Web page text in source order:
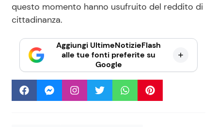
questo momento hanno usufruito del reddito di
cittadinanza.
Aggiungi UltimeNotizieFlash
alle tue fonti preferite su
Google